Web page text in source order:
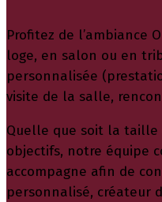
Profitez de l’ambiance
loge, en salon ou en
personnalisée
visite de la salle,
Quelle que soit la taille
objectifs, notre équipe
accompagne afin de
personnalisé, créateur